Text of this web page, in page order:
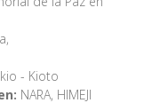
- Kioto
NARA, HIMEJI